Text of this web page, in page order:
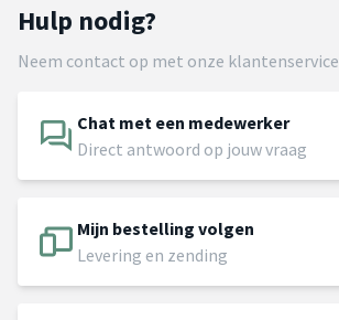
Hulp nodig?
Neem contact op met onze klantenservice
Chat met een medewerker
Direct antwoord op jouw vraag
Mijn bestelling volgen
Levering en zending